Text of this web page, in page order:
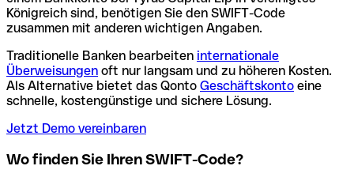
Königreich sind, benötigen Sie den SWIFT-Code
zusammen mit anderen wichtigen Angaben.
Traditionelle Banken bearbeiten internationale
Überweisungen oft nur langsam und zu höheren Kosten.
Als Alternative bietet das Qonto Geschäftskonto eine
schnelle, kostengünstige und sichere Lösung.
Jetzt Demo vereinbaren
Wo finden Sie Ihren SWIFT-Code?